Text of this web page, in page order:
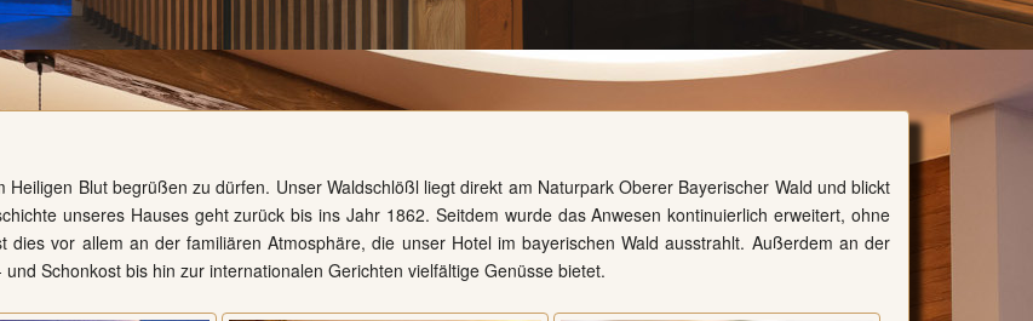
Blut begrüßen zu dürfen. Unser Waldschlößl liegt direkt am Naturpark Oberer Bayerischer Wald und blickt
unseres Hauses geht zurück bis ins Jahr 1862. Seitdem wurde das Anwesen kontinuierlich erweitert, ohne
vor allem an der familiären Atmosphäre, die unser Hotel im bayerischen Wald ausstrahlt. Außerdem an der
Schonkost bis hin zur internationalen Gerichten vielfältige Genüsse bietet.